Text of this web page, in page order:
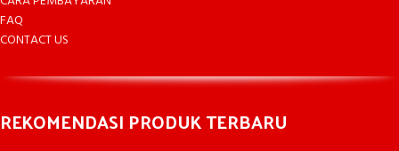
FAQ
CONTACT US
REKOMENDASI PRODUK TERBARU